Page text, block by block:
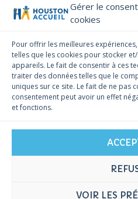
Gérer le
cookies
Pour offrir les meilleures
telles que les cookies pour stocker
appareils. Le fait de consentir à ces
traiter des données telles que le
uniques sur ce site. Le fait de ne pas
consentement peut avoir un effet
et fonctions.
VOIR LES
NOUS SUIVRE
Facebook Instagram
NOUS CONTACTER
infos@houstonaccueil.org